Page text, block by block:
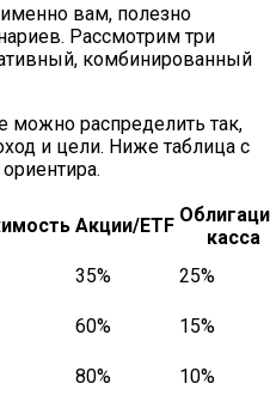
вам, полезно
Рассмотрим три
комбинированный
распределить так,
и цели. Ниже таблица с
Акции/ETF
касса
35%
25%
60%
15%
80% 10%